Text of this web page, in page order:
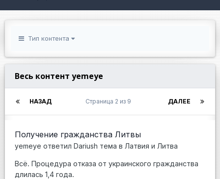
Тип контента
Весь контент yemeye
НАЗАД ДАЛЕЕ
Страница 2 из 9
Получение гражданства Литвы
yemeye ответил Dariush тема в Латвия и Литва
Всё. Процедура отказа от украинского гражданства
длилась 1,4 года.